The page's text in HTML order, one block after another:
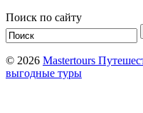
Поиск по сайту
© 2026 Mastertours
выгодные туры